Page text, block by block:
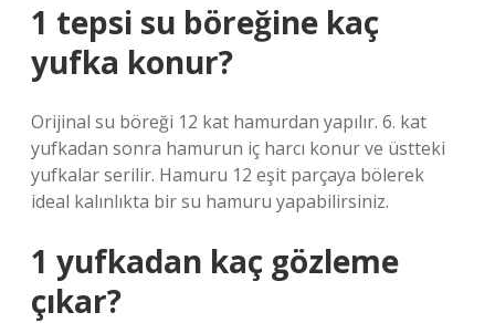
1 tepsi su böreğine kaç
yufka konur?
Orijinal su böreği 12 kat hamurdan yapılır. 6. kat
yufkadan sonra hamurun iç harcı konur ve üstteki
yufkalar serilir. Hamuru 12 eşit parçaya bölerek
ideal kalınlıkta bir su hamuru yapabilirsiniz.
1 yufkadan kaç gözleme
çıkar?